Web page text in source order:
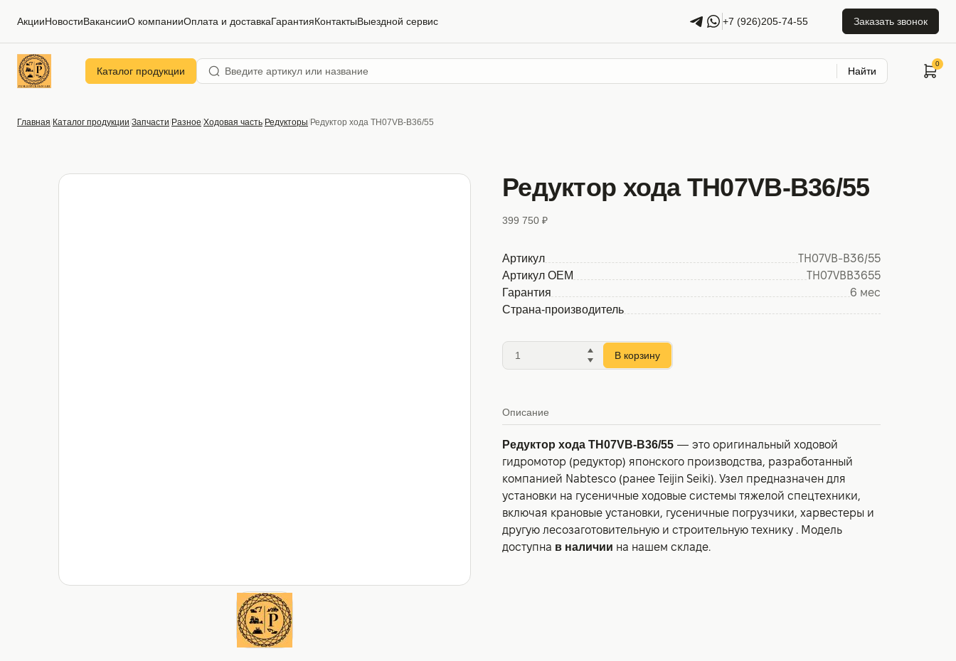
АкцииНовостиВакансииО компанииОплата и доставкаГарантияКонтактыВыездной сервис +7 (926)205-74-55 Заказать звонок
Каталог продукции Найти
Главная Каталог продукции Запчасти Разное Ходовая часть Редукторы Редуктор хода TH07VB-B36/55
Редуктор хода TH07VB-B36/55
399 750 ₽
Артикул
TH07VB-B36/55
Артикул OEM
TH07VBB3655
Гарантия
6 мес
Страна-производитель
В корзину
Описание
Редуктор хода TH07VB-B36/55 — это оригинальный ходовой
гидромотор (редуктор) японского производства, разработанный
компанией Nabtesco (ранее Teijin Seiki). Узел предназначен для
установки на гусеничные ходовые системы тяжелой спецтехники,
включая крановые установки, гусеничные погрузчики, харвестеры и
другую лесозаготовительную и строительную технику . Модель
доступна в наличии на нашем складе.